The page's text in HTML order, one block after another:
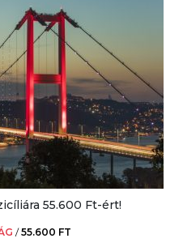
55.600 Ft-ért!
/55.600 FT